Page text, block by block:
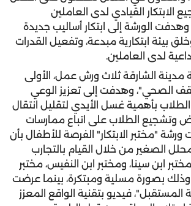
الابتكار القيادي لدى العاملين
الورشة إلى ابتكار أساليب جديدة
بيئة ابتكارية مبدعة، وتفعيل القدرات
لدى العاملين.
مدينة الشارقة ثلاث ورش عمل، الأولى
الصحي"، وهدفت إلى تعزيز الوعي
بأهمية غسل الأيدي لتقليل انتقال
وتشجيع الطلاب على اتباع ممارسات
ورشة "مختبر الابتكار" الفرصة للأطفال بأن
الصغير من خلال القيام بالتجارب
ابن سينا، ومختبر ابن النفيس، مختبر
وذلك بصورة مسلية ومبتكرة، بينما عرضت
فيديو بتقنية الواقع المعزز